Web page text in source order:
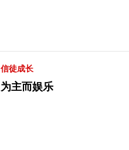
信徒成长
为主而娱乐